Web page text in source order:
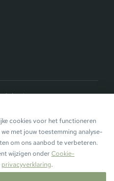
Selection
midden in Gaschurn. Eveneens
Brothers.
GmbH · Gaschurn in de
cookies voor het functioneren
met jouw toestemming analyse-
om ons aanbod te verbeteren.
wijzigen onder Cookie-
privacyverklaring.